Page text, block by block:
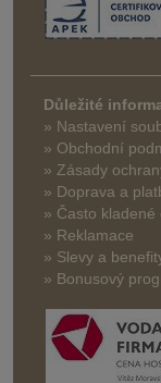
Důležité
» Nastavení
» Obchodní
» Zásady
» Doprava a
» Často kladené
» Reklamace
» Slevy a
» Bonusový